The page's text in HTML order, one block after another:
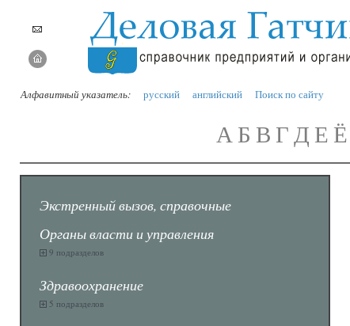
Алфавитный указатель: русский английский Поиск по сайту
АБ В ГД Е Ё
Экстренный вызов, справочные
Органы власти и управления
9 подразделов
Здравоохранение
5 подразделов